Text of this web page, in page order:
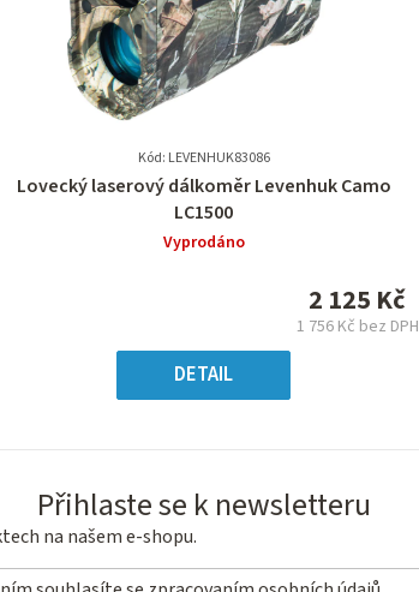
Kód: LEVENHUK83086
Průměrné
hodnocení
produktu
5
hvězdiček.
Lovecký laserový dálkoměr Levenhuk Camo
LC1500
Vyprodáno
2 125 Kč
1 756 Kč bez DPH
DETAIL
Přihlaste se k newsletteru
na našem e-shopu.